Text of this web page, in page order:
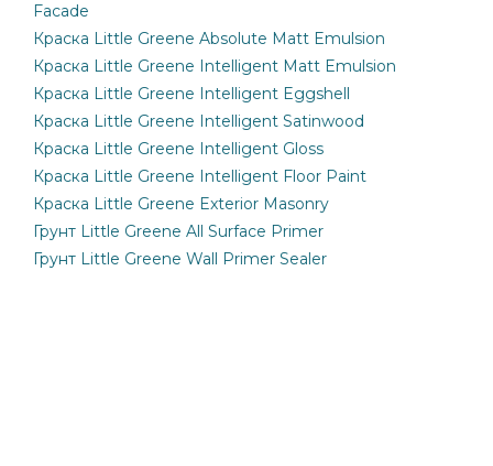
Facade
Краска Little Greene Absolute Matt Emulsion
Краска Little Greene Intelligent Matt Emulsion
Краска Little Greene Intelligent Eggshell
Краска Little Greene Intelligent Satinwood
Краска Little Greene Intelligent Gloss
Краска Little Greene Intelligent Floor Paint
Краска Little Greene Exterior Masonry
Грунт Little Greene All Surface Primer
Грунт Little Greene Wall Primer Sealer